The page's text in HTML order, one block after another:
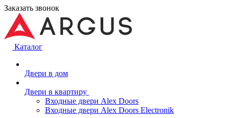
Заказать звонок
Каталог
Двери в дом
Двери в квартиру
Входные двери Alex Doors
Входные двери Alex Doors Electronik